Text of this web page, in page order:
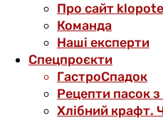
Про сайт
Команда
Наші експерти
Спецпроєкти
ГастроСпадок
Рецепти пасок
Хлібний крафт.